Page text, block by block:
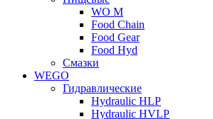
WO M
Food Chain
Food Gear
Food Hyd
Смазки
WEGO
Гидравлические
Hydraulic HLP
Hydraulic HVLP